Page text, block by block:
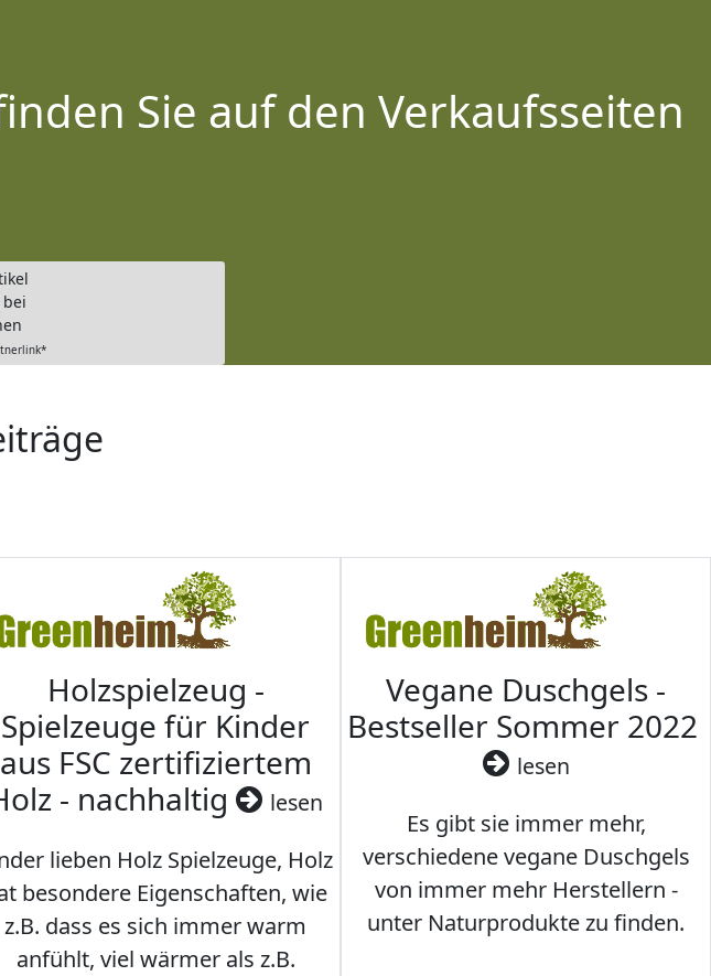
Sie auf den Verkaufsseiten
Holzspielzeug -
Spielzeuge für Kinder
aus FSC zertifiziertem
- nachhaltig
lesen
lieben Holz Spielzeuge, Holz
besondere Eigenschaften, wie
z.B. dass es sich immer warm
anfühlt, viel wärmer als z.B.
Vegane Duschgels -
Bestseller Sommer 2022
lesen
Es gibt sie immer mehr,
verschiedene vegane Duschgels
von immer mehr Herstellern -
unter Naturprodukte zu finden.